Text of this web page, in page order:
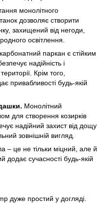
монолітного
дозволяє створити
захищений від негоди,
освітлення.
паркан є стійким
надійність і
Крім того,
привабливості будь-якій
Монолітний
для створення козирків
надійний захист від дощу
зовнішній вигляд.
– це не тільки міцний, але й
додає сучасності будь-якій
дуже простий у догляді.